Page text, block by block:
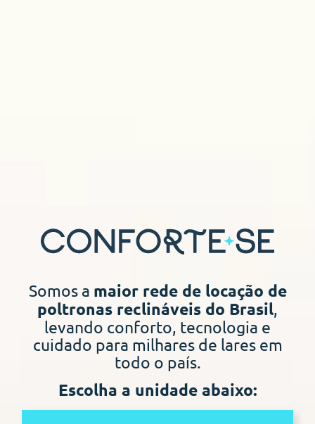
Somos a maior rede de locação de
poltronas reclináveis do Brasil,
levando conforto, tecnologia e
cuidado para milhares de lares em
todo o país.
Escolha a unidade abaixo: